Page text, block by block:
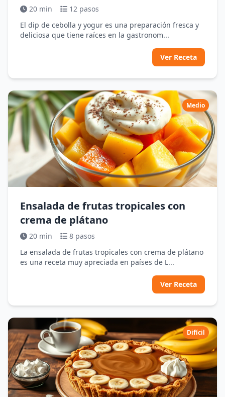
20 min
12 pasos
El dip de cebolla y yogur es una preparación fresca y
deliciosa que tiene raíces en la gastronom...
Ver Receta
Medio
Ensalada de frutas tropicales con
crema de plátano
20 min
8 pasos
La ensalada de frutas tropicales con crema de plátano
es una receta muy apreciada en países de L...
Ver Receta
Difícil